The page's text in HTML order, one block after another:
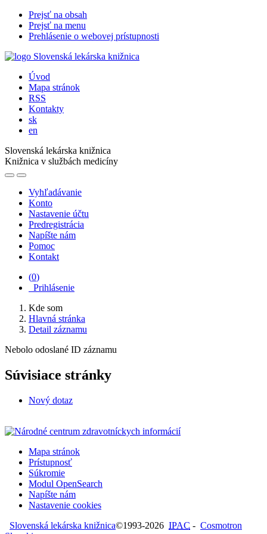
Prejsť na obsah
Prejsť na menu
Prehlásenie o webovej prístupnosti
Úvod
Mapa stránok
RSS
Kontakty
sk
en
Slovenská lekárska knižnica
Knižnica v službách medicíny
Vyhľadávanie
Konto
Nastavenie účtu
Predregistrácia
Napíšte nám
Pomoc
Kontakt
(0)
Prihlásenie
Kde som
Hlavná stránka
Detail záznamu
Nebolo odoslané ID záznamu
Súvisiace stránky
Nový dotaz
Mapa stránok
Prístupnosť
Súkromie
Modul OpenSearch
Napíšte nám
Nastavenie cookies
Slovenská lekárska knižnica©1993-2026 IPAC - Cosmotron